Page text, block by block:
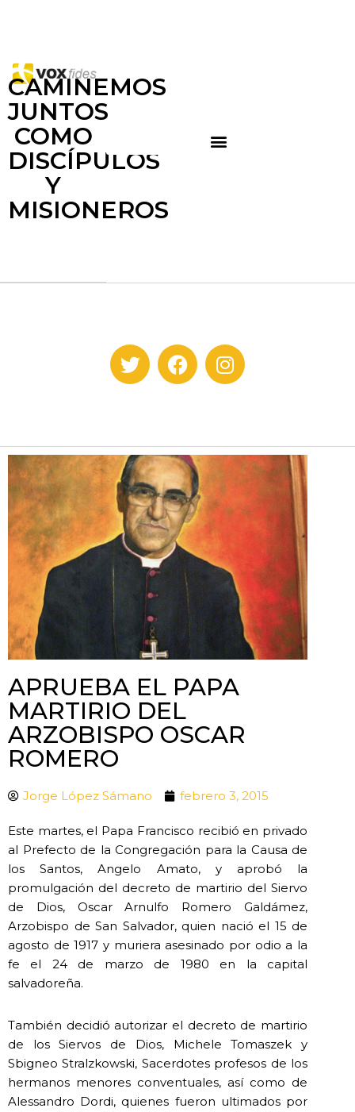
CAMINEMOS
JUNTOS
COMO
DISCÍPULOS
Y
MISIONEROS
APRUEBA EL PAPA
MARTIRIO DEL
ARZOBISPO OSCAR
ROMERO
Jorge López Sámano febrero 3, 2015
Este martes, el Papa Francisco recibió en privado
al Prefecto de la Congregación para la Causa de
los Santos, Angelo Amato, y aprobó la
promulgación del decreto de martirio del Siervo
de Dios, Oscar Arnulfo Romero Galdámez,
Arzobispo de San Salvador, quien nació el 15 de
agosto de 1917 y muriera asesinado por odio a la
fe el 24 de marzo de 1980 en la capital
salvadoreña.
También decidió autorizar el decreto de martirio
de los Siervos de Dios, Michele Tomaszek y
Sbigneo Stralzkowski, Sacerdotes profesos de los
hermanos menores conventuales, así como de
Alessandro Dordi, quienes fueron ultimados por